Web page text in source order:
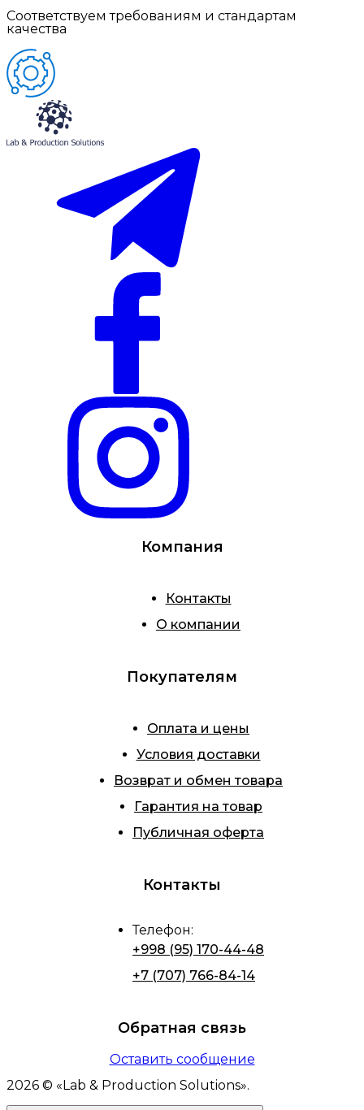
Соответствуем требованиям и стандартам
качества
Компания
Контакты
О компании
Покупателям
Оплата и цены
Условия доставки
Возврат и обмен товара
Гарантия на товар
Публичная оферта
Контакты
Телефон:
+998 (95) 170-44-48
+7 (707) 766-84-14
Обратная связь
Оставить сообщение
2026 © « Lab & Production Solutions».